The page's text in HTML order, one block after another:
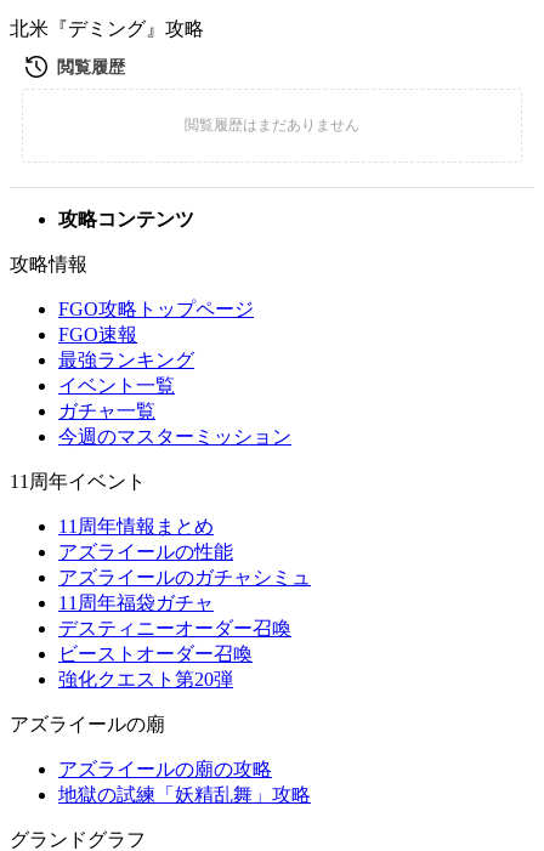
北米『デミング』攻略
攻略コンテンツ
攻略情報
FGO攻略トップページ
FGO速報
最強ランキング
イベント一覧
ガチャ一覧
今週のマスターミッション
11周年イベント
11周年情報まとめ
アズライールの性能
アズライールのガチャシミュ
11周年福袋ガチャ
デスティニーオーダー召喚
ビーストオーダー召喚
強化クエスト第20弾
アズライールの廟
アズライールの廟の攻略
地獄の試練「妖精乱舞」攻略
グランドグラフ